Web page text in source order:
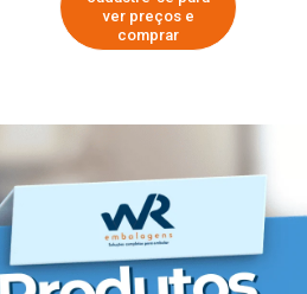
ver preços e
comprar